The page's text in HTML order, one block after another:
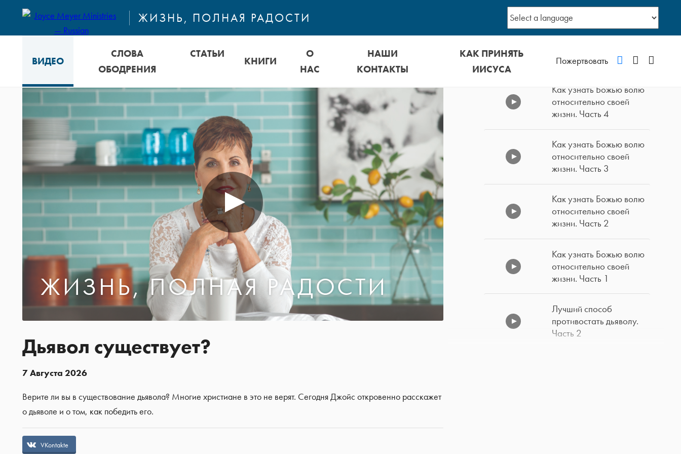
ЖИЗНЬ, ПОЛНАЯ РАДОСТИ
ВИДЕО
СЛОВА
ОБОДРЕНИЯ
СТАТЬИ
КНИГИ
О
НАС
НАШИ
КОНТАКТЫ
КАК ПРИНЯТЬ
ИИСУСА
Пожертвовать VKontakteYouTube
ЖИЗНЬ, ПОЛНАЯ РАДОСТИ
Дьявол существует?
7 Августа 2026
Верите ли вы в существование дьявола? Многие христиане в это не верят. Сегодня Джойс откровенно расскажет
о дьяволе и о том, как победить его.
VKontakte
Как узнать Божью волю
относительно своей
жизни. Часть 4
Как узнать Божью волю
относительно своей
жизни. Часть 3
Как узнать Божью волю
относительно своей
жизни. Часть 2
Как узнать Божью волю
относительно своей
жизни. Часть 1
Лучший способ
противостать дьяволу.
Часть 2